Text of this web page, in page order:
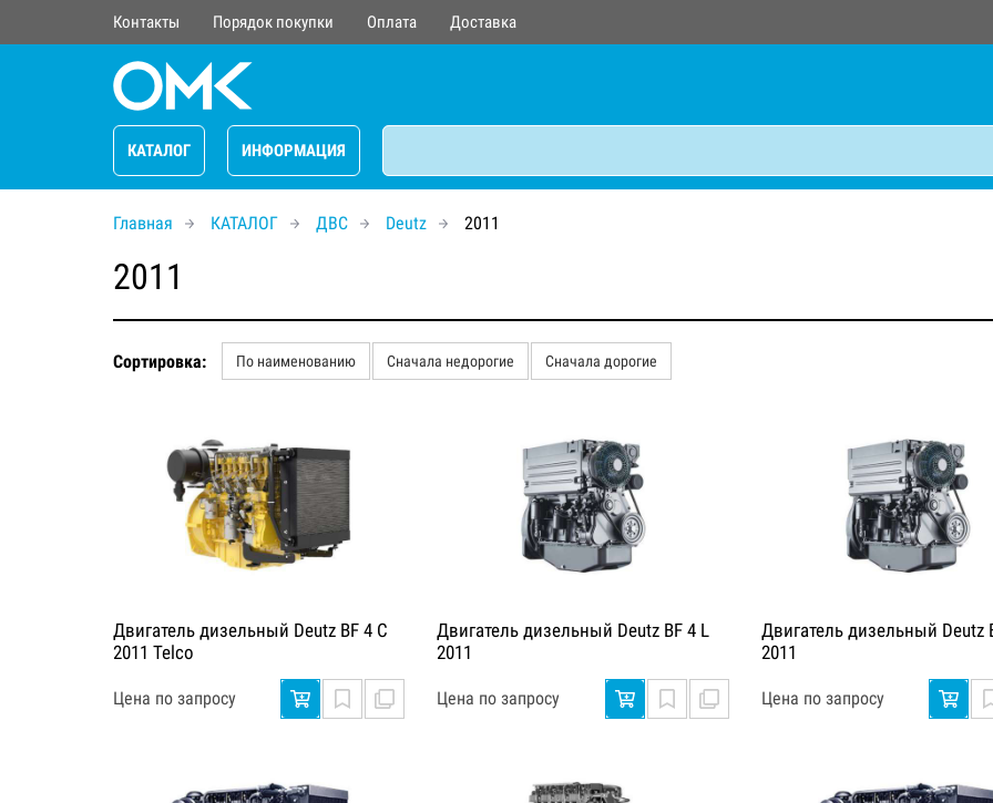
Контакты Порядок покупки Оплата Доставка
КАТАЛОГ ИНФОРМАЦИЯ
Главная КАТАЛОГ ДВС Deutz 2011
2011
Сортировка: По наименованию Сначала недорогие Сначала дорогие
Двигатель дизельный Deutz BF 4 C
2011 Telco
Цена по запросу
Двигатель дизельный Deutz BF 4 L
2011
Цена по запросу
Двигатель дизельный Deutz
2011
Цена по запросу